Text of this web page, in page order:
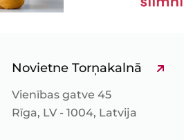
Novietne Torņakalnā
Vienības gatve 45
Rīga, LV - 1004, Latvija